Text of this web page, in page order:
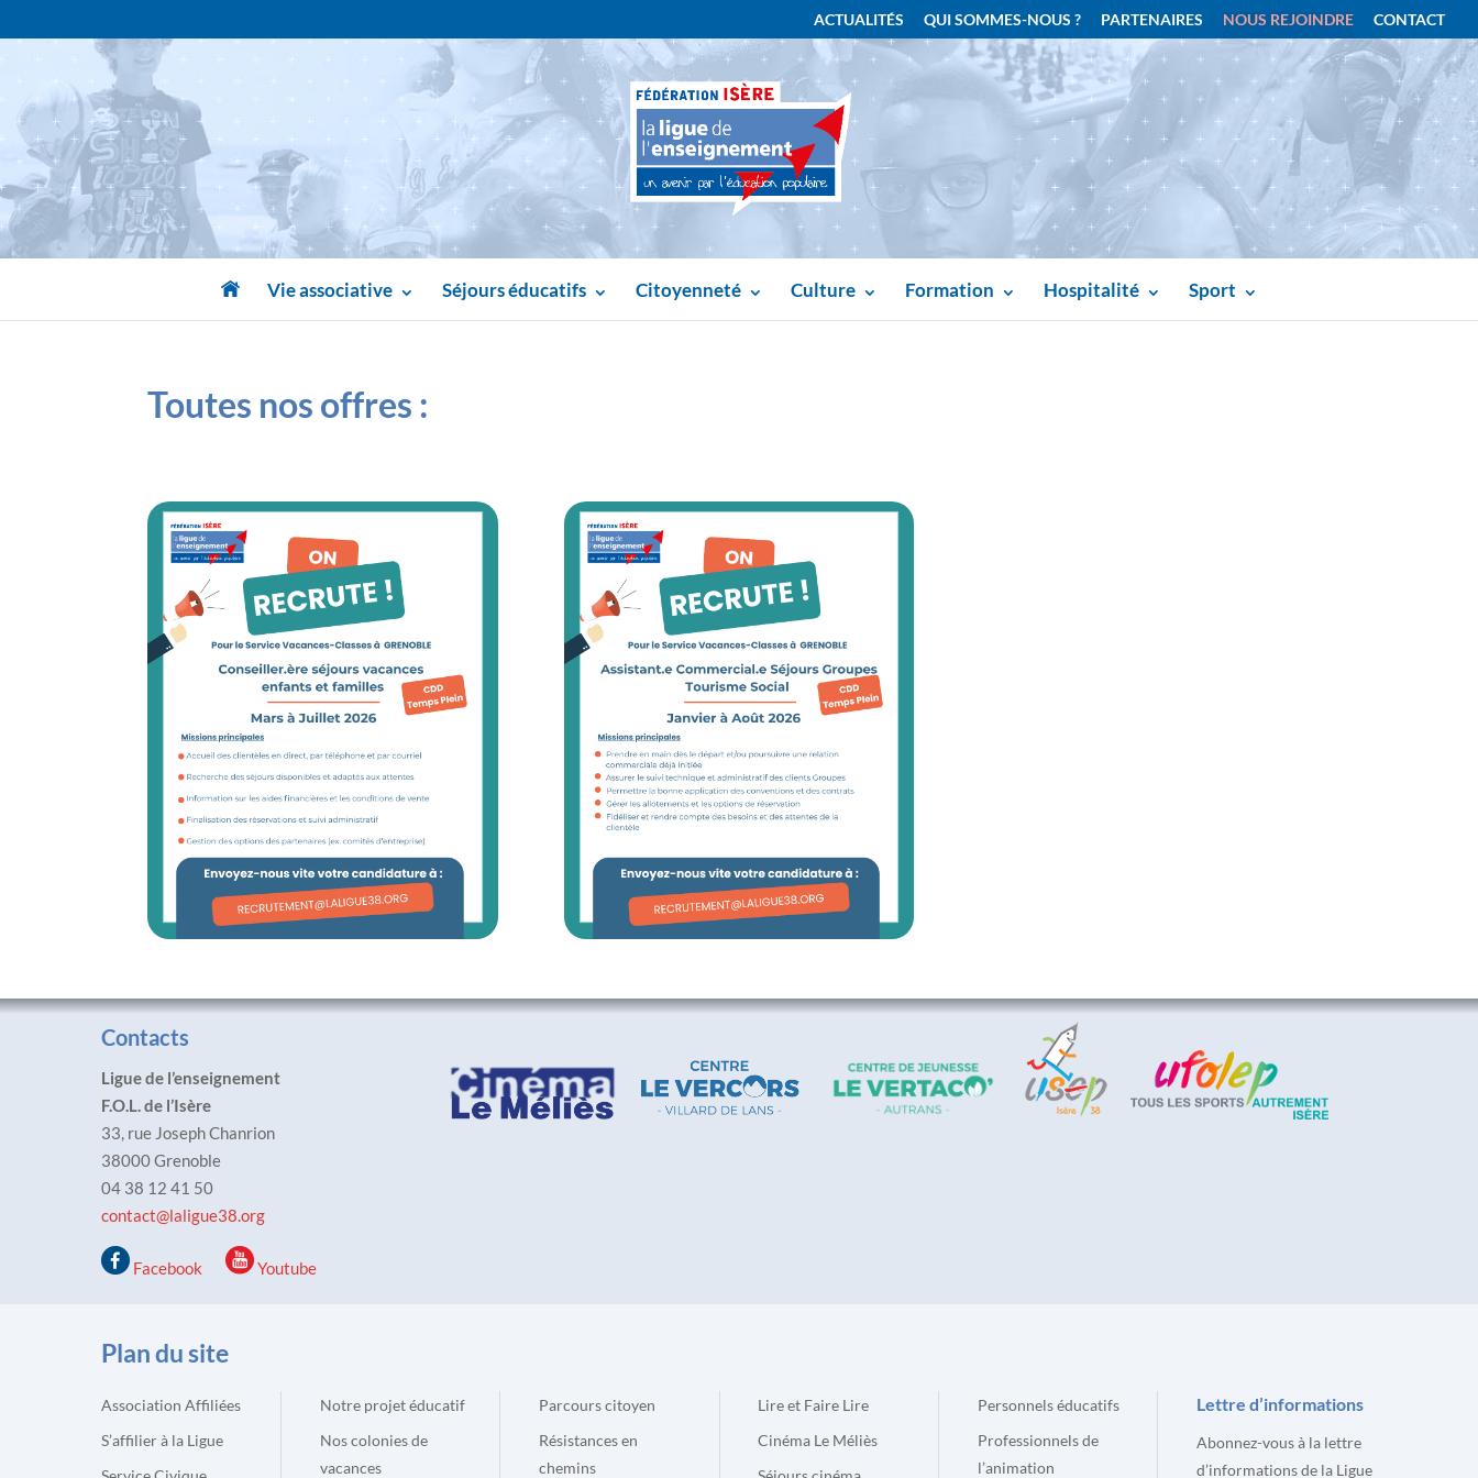
ACTUALITÉS QUI SOMMES-NOUS ? PARTENAIRES NOUS REJOINDRE CONTACT
Vie associative Séjours éducatifs Citoyenneté Culture Formation Hospitalité Sport
Toutes nos offres :
Contacts
Ligue de l’enseignement
F.O.L. de l’Isère
33, rue Joseph Chanrion
38000 Grenoble
04 38 12 41 50
contact@laligue38.org
Facebook Youtube
Plan du site
Association Affiliées
S’affilier à la Ligue
Notre projet éducatif
Nos colonies de
vacances
Parcours citoyen
Résistances en
chemins
Lire et Faire Lire
Cinéma Le Méliès
Personnels éducatifs
Professionnels de
l’animation
Lettre d’informations
Abonnez-vous à la lettre
d’informations de la Ligue